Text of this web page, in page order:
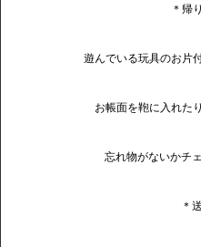
＊帰
遊んでいる玩具のお片
お帳面を鞄に入れた
忘れ物がないかチ
＊